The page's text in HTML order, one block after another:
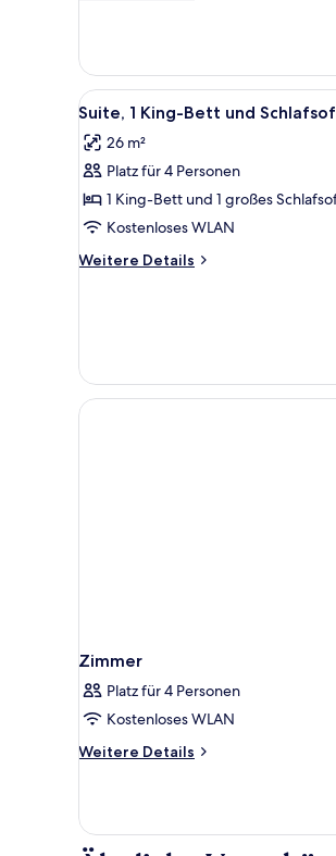
1
Queen-
Bett,
Alle
Fotos
für
Suite,
1 King-
Bett
und
Schlafsofa
8
Suite, 1 King-Bett und
26 m²
Platz für 4 Personen
1 King-Bett und 1 großes
Kostenloses WLAN
Weitere Details
Weitere
und
Schlafsofa
Zimmer
Platz für 4 Personen
Kostenloses WLAN
Weitere Details
Weitere